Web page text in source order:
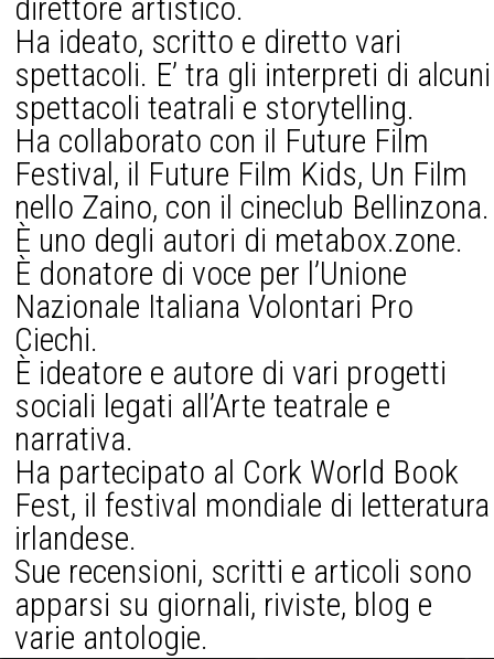
direttore artistico.
Ha ideato, scritto e diretto vari
spettacoli. E’ tra gli interpreti di alcuni
spettacoli teatrali e storytelling.
Ha collaborato con il Future Film
Festival, il Future Film Kids, Un Film
nello Zaino, con il cineclub Bellinzona.
È uno degli autori di metabox.zone.
È donatore di voce per l’Unione
Nazionale Italiana Volontari Pro
Ciechi.
È ideatore e autore di vari progetti
sociali legati all’Arte teatrale e
narrativa.
Ha partecipato al Cork World Book
Fest, il festival mondiale di letteratura
irlandese.
Sue recensioni, scritti e articoli sono
apparsi su giornali, riviste, blog e
varie antologie.